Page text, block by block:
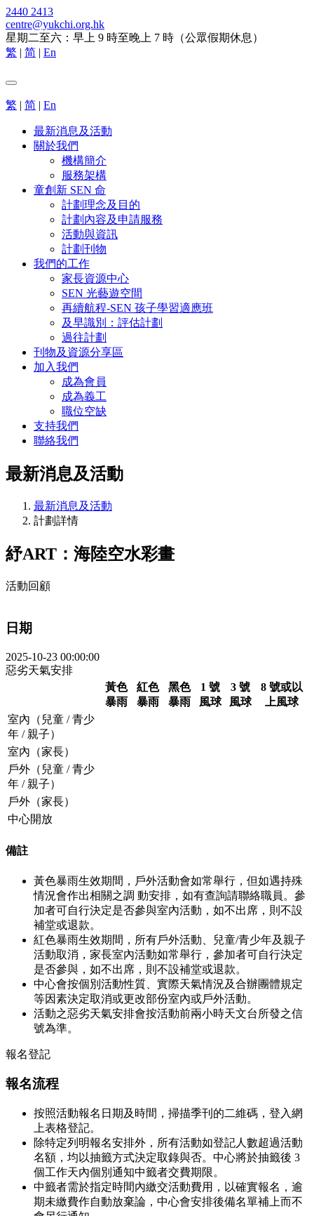
2440 2413
centre@yukchi.org.hk
星期二至六：早上 9 時至晚上 7 時（公眾假期休息）
繁 | 简 | En
繁 | 简 | En
最新消息及活動
關於我們
機構簡介
服務架構
童創新 SEN 命
計劃理念及目的
計劃內容及申請服務
活動與資訊
計劃刊物
我們的工作
家長資源中心
SEN 光藝遊空間
再續航程-SEN 孩子學習適應班
及早識別：評估計劃
過往計劃
刊物及資源分享區
加入我們
成為會員
成為義工
職位空缺
支持我們
聯絡我們
最新消息及活動
最新消息及活動
計劃詳情
紓ART：海陸空水彩畫
活動回顧
日期
2025-10-23 00:00:00
惡劣天氣安排
黃色
暴雨
紅色
暴雨
黑色
暴雨
1 號
風球
3 號
風球
8 號或以
上風球
室內（兒童 / 青少
年 / 親子）
室內（家長）
戶外（兒童 / 青少
年 / 親子）
戶外（家長）
中心開放
備註
黃色暴雨生效期間，戶外活動會如常舉行，但如遇持殊
情況會作出相關之調 動安排，如有查詢請聯絡職員。參
加者可自行決定是否參與室內活動，如不出席，則不設
補堂或退款。
紅色暴雨生效期間，所有戶外活動、兒童/青少年及親子
活動取消，家長室內活動如常舉行，參加者可自行決定
是否參與，如不出席，則不設補堂或退款。
中心會按個別活動性質、實際天氣情況及合辦團體規定
等因素決定取消或更改部份室內或戶外活動。
活動之惡劣天氣安排會按活動前兩小時天文台所發之信
號為準。
報名登記
報名流程
按照活動報名日期及時間，掃描季刊的二維碼，登入網
上表格登記。
除特定列明報名安排外，所有活動如登記人數超過活動
名額，均以抽籤方式決定取錄與否。中心將於抽籤後 3
個工作天內個別通知中籤者交費期限。
中籤者需於指定時間內繳交活動費用，以確實報名，逾
期未繳費作自動放棄論，中心會安排後備名單補上而不